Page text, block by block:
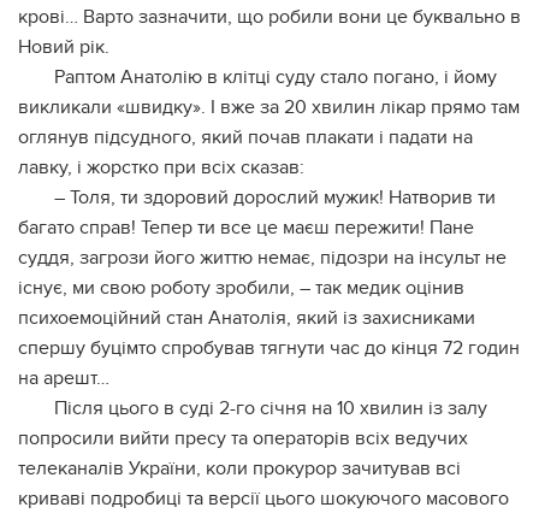
крові… Варто зазначити, що робили вони це буквально в
Новий рік.
Раптом Анатолію в клітці суду стало погано, і йому
викликали «швидку». І вже за 20 хвилин лікар прямо там
оглянув підсудного, який почав плакати і падати на
лавку, і жорстко при всіх сказав:
– Толя, ти здоровий дорослий мужик! Натворив ти
багато справ! Тепер ти все це маєш пережити! Пане
суддя, загрози його життю немає, підозри на інсульт не
існує, ми свою роботу зробили, – так медик оцінив
психоемоційний стан Анатолія, який із захисниками
спершу буцімто спробував тягнути час до кінця 72 годин
на арешт…
Після цього в суді 2-го січня на 10 хвилин із залу
попросили вийти пресу та операторів всіх ведучих
телеканалів України, коли прокурор зачитував всі
криваві подробиці та версії цього шокуючого масового